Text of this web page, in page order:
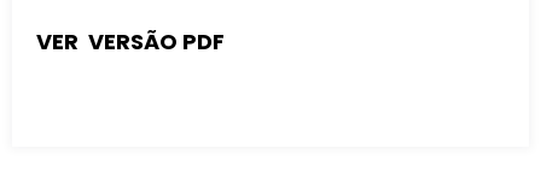
VER VERSÃO PDF